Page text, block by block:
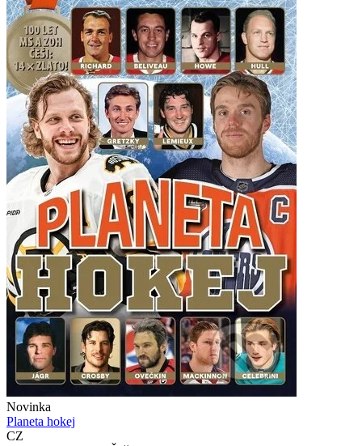
Novinka
Planeta hokej
CZ